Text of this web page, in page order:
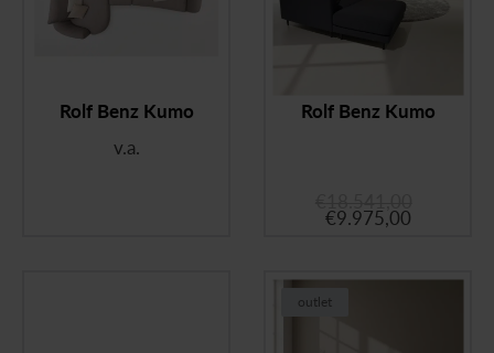
Rolf Benz Kumo
v.a.
Rolf Benz Kumo
€9.975,00
outlet